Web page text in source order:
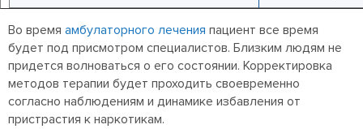
Во время амбулаторного лечения пациент все время
будет под присмотром специалистов. Близким людям не
придется волноваться о его состоянии. Корректировка
методов терапии будет проходить своевременно
согласно наблюдениям и динамике избавления от
пристрастия к наркотикам.